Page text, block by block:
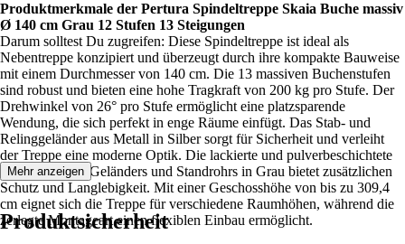
Produktmerkmale der Pertura Spindeltreppe Skaia Buche massiv
Ø 140 cm Grau 12 Stufen 13 Steigungen
Darum solltest Du zugreifen: Diese Spindeltreppe ist ideal als
Nebentreppe konzipiert und überzeugt durch ihre kompakte Bauweise
mit einem Durchmesser von 140 cm. Die 13 massiven Buchenstufen
sind robust und bieten eine hohe Tragkraft von 200 kg pro Stufe. Der
Drehwinkel von 26° pro Stufe ermöglicht eine platzsparende
Wendung, die sich perfekt in enge Räume einfügt. Das Stab- und
Relinggeländer aus Metall in Silber sorgt für Sicherheit und verleiht
der Treppe eine moderne Optik. Die lackierte und pulverbeschichtete
Oberfläche des Geländers und Standrohrs in Grau bietet zusätzlichen
Schutz und Langlebigkeit. Mit einer Geschosshöhe von bis zu 309,4
cm eignet sich die Treppe für verschiedene Raumhöhen, während die
zerlegte Montageart einen flexiblen Einbau ermöglicht.
Mehr anzeigen
Produktsicherheit